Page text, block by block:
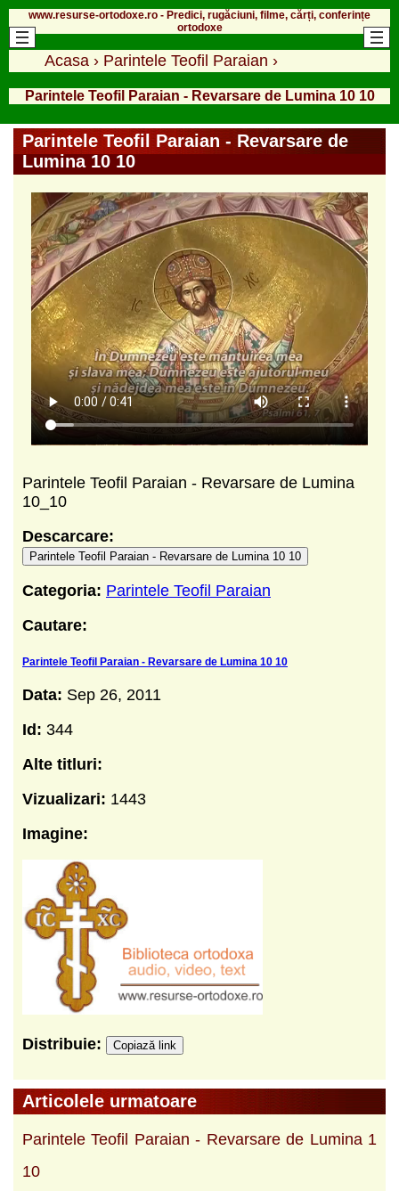
www.resurse-ortodoxe.ro - Predici, rugăciuni, filme, cărți, conferințe
ortodoxe
Acasa › Parintele Teofil Paraian ›
Parintele Teofil Paraian - Revarsare de Lumina 10 10
Parintele Teofil Paraian - Revarsare de
Lumina 10 10
Parintele Teofil Paraian - Revarsare de Lumina
10_10
Descarcare:
Parintele Teofil Paraian - Revarsare de Lumina 10 10
Categoria: Parintele Teofil Paraian
Cautare:
Parintele Teofil Paraian - Revarsare de Lumina 10 10
Data: Sep 26, 2011
Id: 344
Alte titluri:
Vizualizari: 1443
Imagine:
Distribuie: Copiază link
Articolele urmatoare
Parintele Teofil Paraian - Revarsare de Lumina 1
10